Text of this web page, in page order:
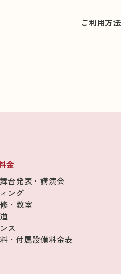
ご利用方法
金
台発表・講演会
ング
・教室
ス
・付属設備料金表